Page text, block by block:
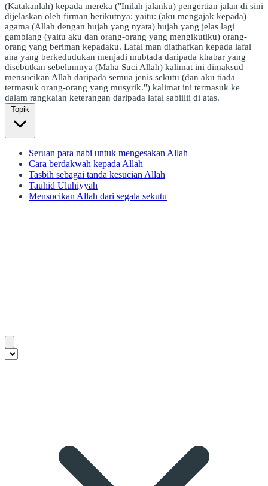
(Katakanlah) kepada mereka ("Inilah jalanku) pengertian jalan di sini
dijelaskan oleh firman berikutnya; yaitu: (aku mengajak kepada)
agama (Allah dengan hujah yang nyata) hujah yang jelas lagi
gamblang (yaitu aku dan orang-orang yang mengikutiku) orang-
orang yang beriman kepadaku. Lafal man diathafkan kepada lafal
ana yang berkedudukan menjadi mubtada daripada khabar yang
disebutkan sebelumnya (Maha Suci Allah) kalimat ini dimaksud
mensucikan Allah daripada semua jenis sekutu (dan aku tiada
termasuk orang-orang yang musyrik.") kalimat ini termasuk ke
dalam rangkaian keterangan daripada lafal sabiilii di atas.
Topik
Seruan para nabi untuk mengesakan Allah
Cara berdakwah kepada Allah
Tasbih sebagai tanda kesucian Allah
Tauhid Uluhiyyah
Mensucikan Allah dari segala sekutu